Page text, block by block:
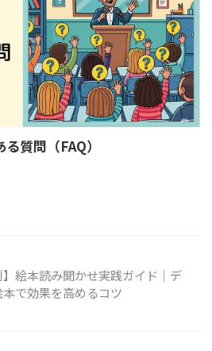
質問（FAQ）
】絵本読み聞かせ実践ガイド｜デ
で効果を高めるコツ